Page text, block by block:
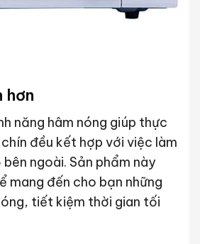
hơn
năng hâm nóng giúp thực
đều kết hợp với việc làm
ngoài. Sản phẩm này
mang đến cho bạn những
tiết kiệm thời gian tối